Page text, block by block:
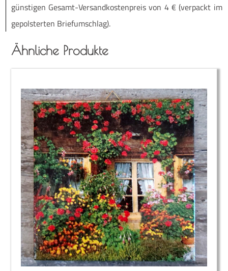
Ähnliche Produkte
güns­ti­gen Ge­­samt-Ver­­­san­d­­kos­­ten­­preis von 4 € (ver­packt im
ge­pols­ter­ten Briefumschlag).